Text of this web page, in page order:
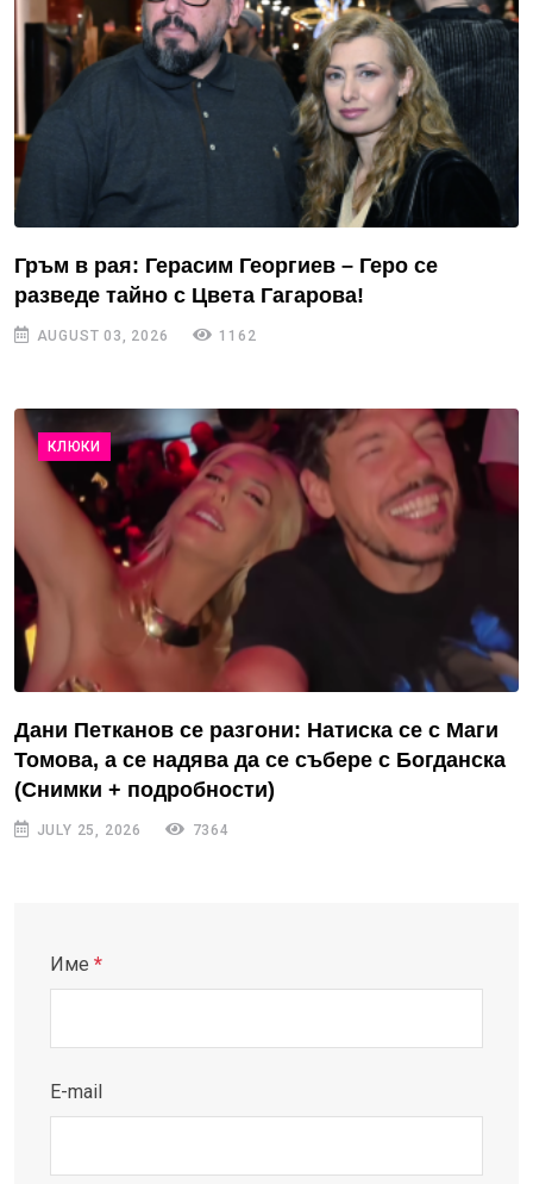
Гръм в рая: Герасим Георгиев – Геро се
разведе тайно с Цвета Гагарова!
AUGUST 03, 2026 1162
КЛЮКИ
Дани Петканов се разгони: Натиска се с Маги
Томова, а се надява да се събере с Богданска
(Снимки + подробности)
JULY 25, 2026 7364
Име *
E-mail